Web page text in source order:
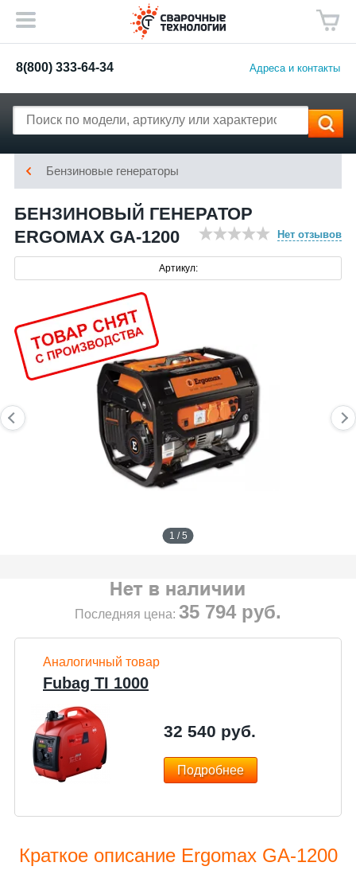
8(800) 333-64-34 Адреса и контакты
Бензиновые генераторы
БЕНЗИНОВЫЙ ГЕНЕРАТОР
ERGOMAX GA-1200
Нет отзывов
Артикул:
1 / 5
Последняя цена: 35 794 руб.
Аналогичный товар
Fubag TI 1000
32 540 руб.
Подробнее
Краткое описание Ergomax GA-1200